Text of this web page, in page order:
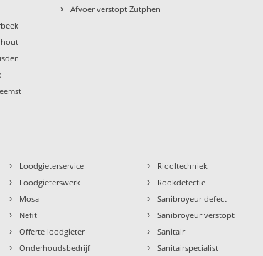
› Afvoer verstopt Zutphen
› Loodgieterservice
› Loodgieterswerk
› Mosa
› Nefit
› Offerte loodgieter
› Onderhoudsbedrijf
› Riooltechniek
› Rookdetectie
› Sanibroyeur defect
› Sanibroyeur verstopt
› Sanitair
› Sanitairspecialist